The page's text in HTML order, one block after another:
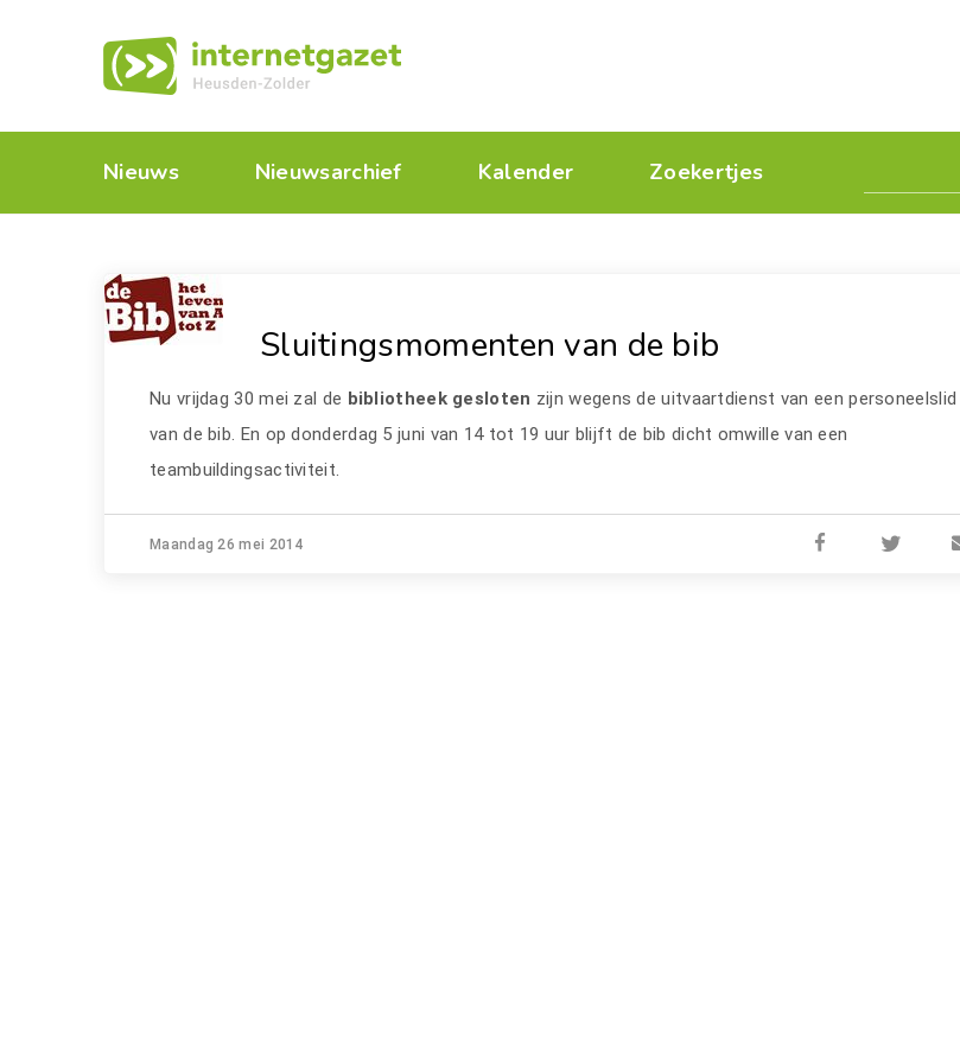
Nieuws Nieuwsarchief Kalender Zoekertjes
Sluitingsmomenten van de bib
Nu vrijdag 30 mei zal de bibliotheek gesloten zijn wegens de uitvaartdienst van een personeelslid
van de bib. En op donderdag 5 juni van 14 tot 19 uur blijft de bib dicht omwille van een
teambuildingsactiviteit.
Maandag 26 mei 2014